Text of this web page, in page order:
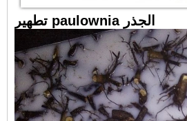
تطهير paulownia الجذر